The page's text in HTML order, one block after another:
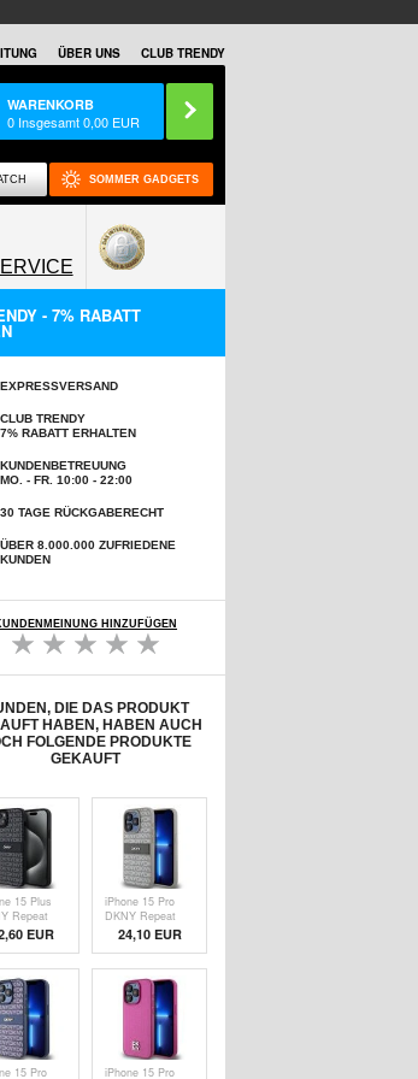
ÜBER UNS CLUB TRENDY
WARENKORB
0 Insgesamt0,00 EUR
SOMMER GADGETS
- 7% RABATT
EXPRESSVERSAND
CLUB TRENDY
7% RABATT ERHALTEN
KUNDENBETREUUNG
MO. - FR. 10:00 - 22:00
30 TAGE RÜCKGABERECHT
ÜBER 8.000.000 ZUFRIEDENE
KUNDEN
HINZUFÜGEN
DIE DAS PRODUKT
HABEN, HABEN AUCH
FOLGENDE PRODUKTE
GEKAUFT
15 Plus
Repeat
Tonal
Cover -
EUR
iPhone 15 Pro
DKNY Repeat
Pattern Tonal
Stripe Cover -
Beige
24,10 EUR
15 Pro
iPhone 15 Pro